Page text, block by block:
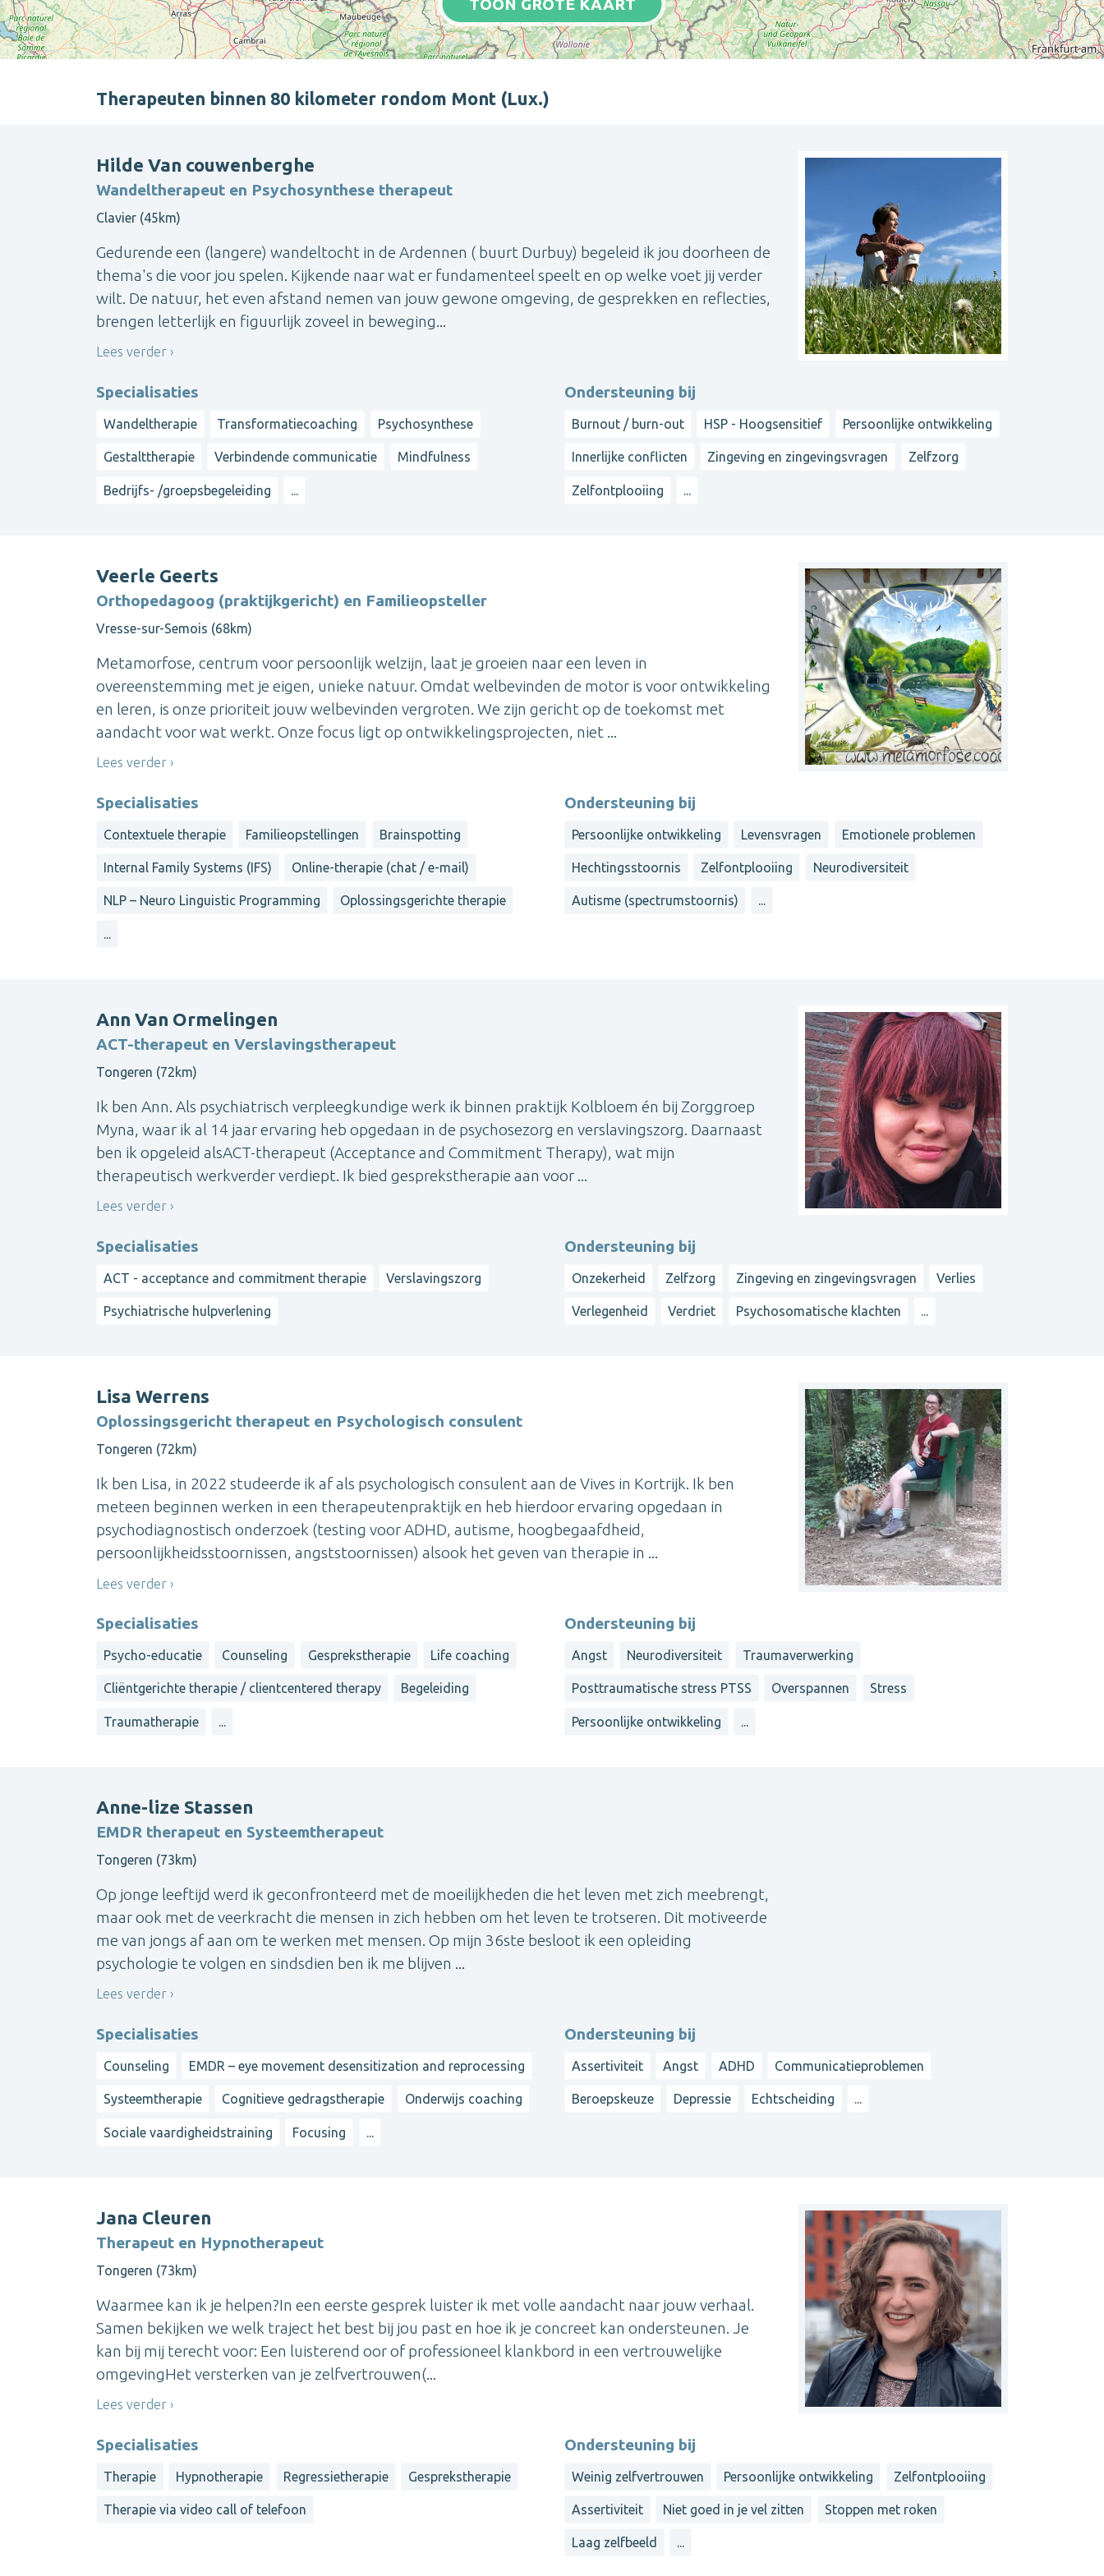
TOON GROTE KAART
OpenStreetMap
Therapeuten binnen 80 kilometer rondom Mont (Lux.)
Hilde Van couwenberghe
Wandeltherapeut en Psychosynthese therapeut
Clavier (45km)
Gedurende een (langere) wandeltocht in de Ardennen ( buurt Durbuy) begeleid ik jou doorheen de
thema's die voor jou spelen. Kijkende naar wat er fundamenteel speelt en op welke voet jij verder
wilt. De natuur, het even afstand nemen van jouw gewone omgeving, de gesprekken en reflecties,
brengen letterlijk en figuurlijk zoveel in beweging...
Lees verder
Specialisaties
Wandeltherapie Transformatiecoaching Psychosynthese
Gestalttherapie Verbindende communicatie Mindfulness
Bedrijfs- /groepsbegeleiding
Ondersteuning bij
Burnout / burn-out HSP - Hoogsensitief Persoonlijke ontwikkeling
Innerlijke conflicten Zingeving en zingevingsvragen Zelfzorg
Zelfontplooiing
Veerle Geerts
Orthopedagoog (praktijkgericht) en Familieopsteller
Vresse-sur-Semois (68km)
Metamorfose, centrum voor persoonlijk welzijn, laat je groeien naar een leven in
overeenstemming met je eigen, unieke natuur. Omdat welbevinden de motor is voor ontwikkeling
en leren, is onze prioriteit jouw welbevinden vergroten. We zijn gericht op de toekomst met
aandacht voor wat werkt. Onze focus ligt op ontwikkelingsprojecten, niet ...
Lees verder
Specialisaties
Contextuele therapie Familieopstellingen Brainspotting
Internal Family Systems (IFS) Online-therapie (chat / e-mail)
NLP – Neuro Linguistic Programming Oplossingsgerichte therapie
...
Ondersteuning bij
Persoonlijke ontwikkeling Levensvragen Emotionele problemen
Hechtingsstoornis Zelfontplooiing Neurodiversiteit
Autisme (spectrumstoornis) ...
Ann Van Ormelingen
ACT-therapeut en Verslavingstherapeut
Tongeren (72km)
Ik ben Ann. Als psychiatrisch verpleegkundige werk ik binnen praktijk Kolbloem én bij Zorggroep
Myna, waar ik al 14 jaar ervaring heb opgedaan in de psychosezorg en verslavingszorg. Daarnaast
ben ik opgeleid alsACT-therapeut (Acceptance and Commitment Therapy), wat mijn
therapeutisch werkverder verdiept. Ik bied gesprekstherapie aan voor ...
Lees verder
Specialisaties
ACT - acceptance and commitment therapie Verslavingszorg
Psychiatrische hulpverlening
Ondersteuning bij
Onzekerheid Zelfzorg Zingeving en zingevingsvragen Verlies
Verlegenheid Verdriet Psychosomatische klachten ...
Lisa Werrens
Oplossingsgericht therapeut en Psychologisch consulent
Tongeren (72km)
Ik ben Lisa, in 2022 studeerde ik af als psychologisch consulent aan de Vives in Kortrijk. Ik ben
meteen beginnen werken in een therapeutenpraktijk en heb hierdoor ervaring opgedaan in
psychodiagnostisch onderzoek (testing voor ADHD, autisme, hoogbegaafdheid,
persoonlijkheidsstoornissen, angststoornissen) alsook het geven van therapie in ...
Lees verder
Specialisaties
Psycho-educatie Counseling Gesprekstherapie Life coaching
Cliëntgerichte therapie / clientcentered therapy Begeleiding
Traumatherapie ...
Ondersteuning bij
Angst Neurodiversiteit Traumaverwerking
Posttraumatische stress PTSS Overspannen Stress
Persoonlijke ontwikkeling ...
Anne-lize Stassen
EMDR therapeut en Systeemtherapeut
Tongeren (73km)
Op jonge leeftijd werd ik geconfronteerd met de moeilijkheden die het leven met zich meebrengt,
maar ook met de veerkracht die mensen in zich hebben om het leven te trotseren. Dit motiveerde
me van jongs af aan om te werken met mensen. Op mijn 36ste besloot ik een opleiding
psychologie te volgen en sindsdien ben ik me blijven ...
Lees verder
Specialisaties
Counseling EMDR – eye movement desensitization and reprocessing
Systeemtherapie Cognitieve gedragstherapie Onderwijs coaching
Sociale vaardigheidstraining Focusing
Ondersteuning bij
Assertiviteit Angst ADHD Communicatieproblemen
Beroepskeuze Depressie Echtscheiding ...
Jana Cleuren
Therapeut en Hypnotherapeut
Tongeren (73km)
Waarmee kan ik je helpen?In een eerste gesprek luister ik met volle aandacht naar jouw verhaal.
Samen bekijken we welk traject het best bij jou past en hoe ik je concreet kan ondersteunen. Je
kan bij mij terecht voor: Een luisterend oor of professioneel klankbord in een vertrouwelijke
omgevingHet versterken van je zelfvertrouwen(...
Lees verder
Specialisaties
Therapie Hypnotherapie Regressietherapie Gesprekstherapie
Therapie via video call of telefoon
Ondersteuning bij
Weinig zelfvertrouwen Persoonlijke ontwikkeling Zelfontplooiing
Assertiviteit Niet goed in je vel zitten Stoppen met roken
Laag zelfbeeld ...